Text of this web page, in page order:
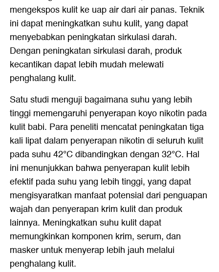
mengekspos kulit ke uap air dari air panas. Teknik
ini dapat meningkatkan suhu kulit, yang dapat
menyebabkan peningkatan sirkulasi darah.
Dengan peningkatan sirkulasi darah, produk
kecantikan dapat lebih mudah melewati
penghalang kulit.
Satu studi menguji bagaimana suhu yang lebih
tinggi memengaruhi penyerapan koyo nikotin pada
kulit babi. Para peneliti mencatat peningkatan tiga
kali lipat dalam penyerapan nikotin di seluruh kulit
pada suhu 42°C dibandingkan dengan 32°C. Hal
ini menunjukkan bahwa penyerapan kulit lebih
efektif pada suhu yang lebih tinggi, yang dapat
mengisyaratkan manfaat potensial dari penguapan
wajah dan penyerapan krim kulit dan produk
lainnya. Meningkatkan suhu kulit dapat
memungkinkan komponen krim, serum, dan
masker untuk menyerap lebih jauh melalui
penghalang kulit.